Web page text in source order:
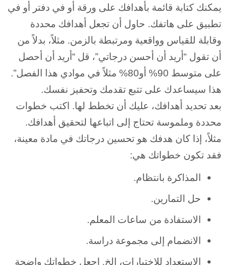
يمكنك كتابة قائمة بأهدافك على ورقة أو في دفتر أو في
تطبيق على هاتفك. حاول أن تجعل أهدافك محددة
وقابلة للقياس وواقعية ومرتبطة بالزمن. مثلاً، بدلاً من
أن تقول “أريد أن أحسن درجاتي”، قل “أريد أن أحصل
على متوسط 90% أو80% مثلاً في موادي هذا الفصل”.
هذا سيساعدك على تتبع تقدمك وتحفيز نفسك.
بعد تحديد أهدافك، عليك أن تخطط لها. اكتب خطوات
محددة وملموسة تحتاج إلى اتباعها لتحقيق أهدافك.
مثلاً، إذا كان هدفك هو تحسين درجاتك في مادة معينة،
فقد تكون خطواتك هي:
المذاكرة بانتظام.
حل التمارين.
الاستفادة من ساعات المعلم.
الانضمام إلى مجموعة دراسة.
الاستعداد للاختبارات، إلخ. اجعل خطواتك واضحة